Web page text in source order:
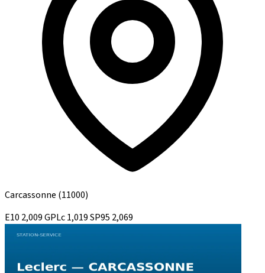
Carcassonne (11000)
E10 2,009GPLc1,019SP95 2,069